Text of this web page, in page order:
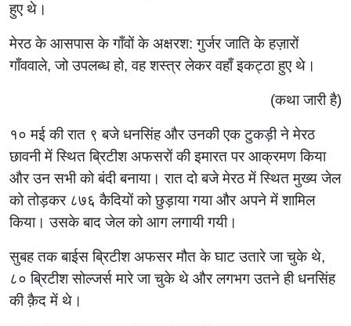
हुए थे।
मेरठ के आसपास के गाँवों के अक्षरश: गुर्जर जाति के हज़ारों
गाँववाले, जो उपलब्ध हो, वह शस्त्र लेकर वहाँ इकट्ठा हुए थे।
(कथा जारी है)
१० मई की रात ९ बजे धनसिंह और उनकी एक टुकड़ी ने मेरठ
छावनी में स्थित ब्रिटीश अफसरों की इमारत पर आक्रमण किया
और उन सभी को बंदी बनाया। रात दो बजे मेरठ में स्थित मुख्य जेल
को तोड़कर ८७६ कैदियों को छुड़ाया गया और अपने में शामिल
किया। उसके बाद जेल को आग लगायी गयी।
सुबह तक बाईस ब्रिटीश अफसर मौत के घाट उतारे जा चुके थे,
८० ब्रिटीश सोल्जर्स मारे जा चुके थे और लगभग उतने ही धनसिंह
की क़ैद में थे।